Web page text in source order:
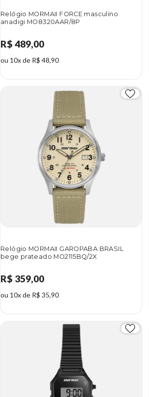
Relógio MORMAII FORCE masculino
anadigi MO8320AAR/8P
R$ 489,00
ou 10x de R$ 48,90
Relógio MORMAII GAROPABA BRASIL
bege prateado MO2115BQ/2X
R$ 359,00
ou 10x de R$ 35,90